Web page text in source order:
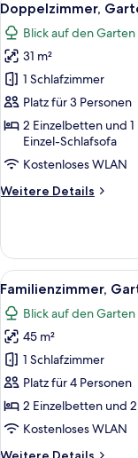
Fotos
für
Doppelzimmer,
Gartenblick
anzeigen
9
Doppelzimmer,
Blick auf den Garten
31 m²
1 Schlafzimmer
Platz für 3 Personen
2 Einzelbetten und
Einzel-Schlafsofa
Kostenloses WLAN
Weitere Details
Weitere
Gartenblick
Alle
Fotos
für
Familienzimmer,
Gartenblick
anzeigen
10
Familienzimmer,
Blick auf den Garten
45 m²
1 Schlafzimmer
Platz für 4 Personen
2 Einzelbetten und
Kostenloses WLAN
Weitere